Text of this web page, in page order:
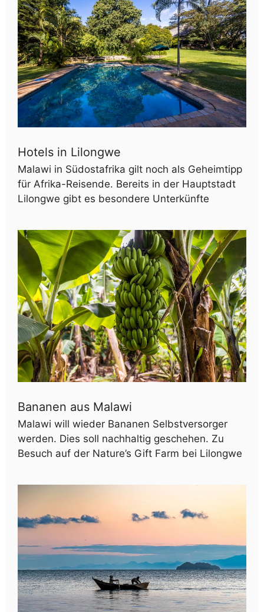
Hotels in Lilongwe
Malawi in Südostafrika gilt noch als Geheimtipp
für Afrika-Reisende. Bereits in der Hauptstadt
Lilongwe gibt es besondere Unterkünfte
Bananen aus Malawi
Malawi will wieder Bananen Selbstversorger
werden. Dies soll nachhaltig geschehen. Zu
Besuch auf der Nature’s Gift Farm bei Lilongwe